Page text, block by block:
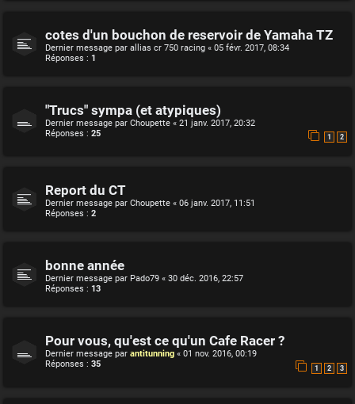
cotes d'un bouchon de reservoir de Yamaha TZ
Dernier message par allias cr 750 racing « 05 févr. 2017, 08:34
Réponses : 1
"Trucs" sympa (et atypiques)
Dernier message par Choupette « 21 janv. 2017, 20:32
Réponses : 25 1 2
Report du CT
Dernier message par Choupette « 06 janv. 2017, 11:51
Réponses : 2
bonne année
Dernier message par Pado79 « 30 déc. 2016, 22:57
Réponses : 13
Pour vous, qu'est ce qu'un Cafe Racer ?
Dernier message par antitunning « 01 nov. 2016, 00:19
Réponses : 35 1 2 3